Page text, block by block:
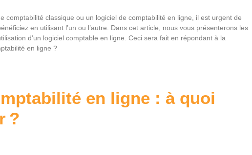
comptabilité classique ou un logiciel de comptabilité en ligne, il est urgent de
en utilisant l’un ou l’autre. Dans cet article, nous vous présenterons les
d’un logiciel comptable en ligne. Ceci sera fait en répondant à la
en ligne ?
en ligne : à quoi
?